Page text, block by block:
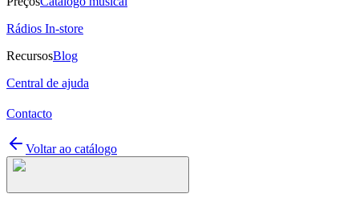
Rádios In-store
RecursosBlog
Central de ajuda
Contacto
Voltar ao catálogo